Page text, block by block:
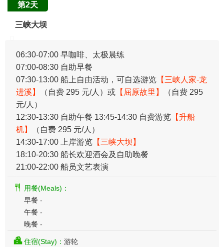
第2天
三峡大坝
06:30-07:00 早咖啡、太极晨练
07:00-08:30 自助早餐
07:30-13:00 船上自由活动，可自选游览 【三峡人家-龙
进溪】
（自费 295 元/人）或 【屈原故里】
（自费 295
元/人）
12:30-13:30 自助午餐 13:45-14:30 自费游览 【升船
机】
（自费 295 元/人）
14:30-17:00 上岸游览 【三峡大坝】
18:10-20:30 船长欢迎酒会及自助晚餐
21:00-22:00 船员文艺表演
用餐(Meals)：
早餐 -
午餐 -
晚餐 -
住宿(Stay)： 游轮